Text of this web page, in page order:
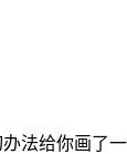
法给你画了